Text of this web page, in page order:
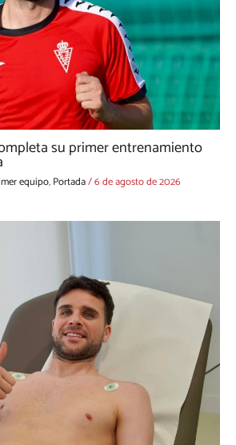
su primer entrenamiento
equipo,Portada/6 de agosto de 2026